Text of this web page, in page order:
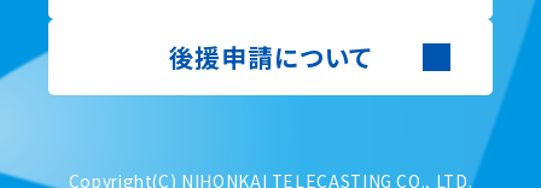
後援申請について
Copyright(C) NIHONKAI TELECASTING CO., LTD.